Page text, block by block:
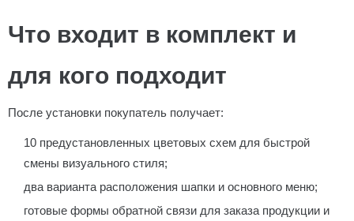
Что входит в комплект и
для кого подходит
После установки покупатель получает:
10 предустановленных цветовых схем для быстрой
смены визуального стиля;
два варианта расположения шапки и основного меню;
готовые формы обратной связи для заказа продукции и